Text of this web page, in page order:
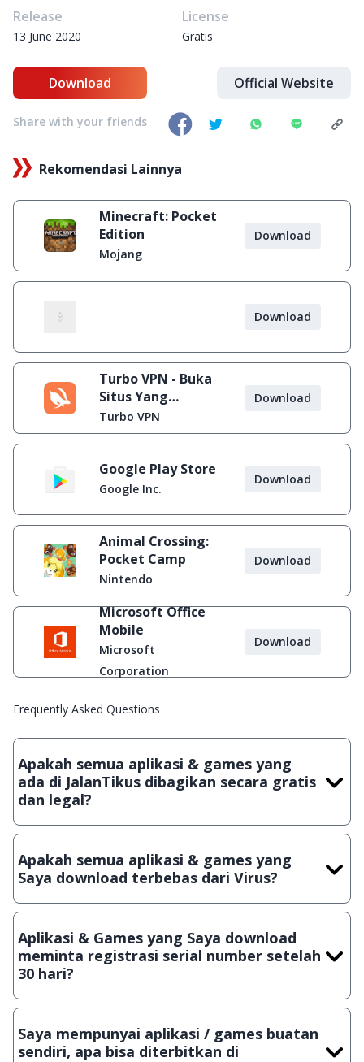
Release
13 June 2020
License
Gratis
Download Official Website
Share with your friends
Rekomendasi Lainnya
Minecraft: Pocket
Edition
Mojang
Download
Download
Turbo VPN - Buka
Situs Yang
Diblokir
Turbo VPN
Download
Google Play Store
Google Inc.
Download
Animal Crossing:
Pocket Camp
Nintendo
Download
Microsoft Office
Mobile
Microsoft
Corporation
Download
Frequently Asked Questions
Apakah semua aplikasi & games yang
ada di JalanTikus dibagikan secara gratis
dan legal?
Ya, JalanTikus hanya membagikan aplikasi & games yang
crack, patch atau semacamnya.
Apakah semua aplikasi & games yang
Saya download terbebas dari Virus?
Ya, JalanTikus selalu melakukan scanning dengan 3 jenis
suatu aplikasi atau games, sehingga bisa dijamin 100%
terbebas dari virus.
Aplikasi & Games yang Saya download
meminta registrasi serial number setelah
30 hari?
Meskipun dibagikan secara gratis, namun ada beberapa
hanya bisa digunakan dalam jangka waktu tertentu dan jika
ingin lanjut menggunakannya kamu harus membeli lisensi
Saya mempunyai aplikasi / games buatan
sendiri, apa bisa diterbitkan di